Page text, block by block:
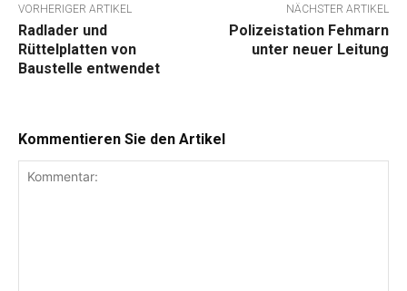
VORHERIGER ARTIKEL
Radlader und
Rüttelplatten von
Baustelle entwendet
NÄCHSTER ARTIKEL
Polizeistation Fehmarn
unter neuer Leitung
Kommentieren Sie den Artikel